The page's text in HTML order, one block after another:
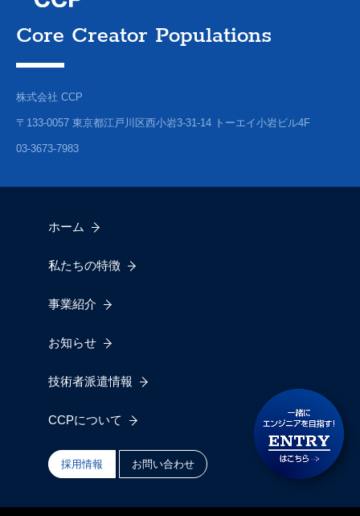
Core Creator Populations
株式会社 CCP
〒133-0057 東京都江戸川区西小岩3-31-14 トーエイ小岩ビル4F
03-3673-7983
ホーム
私たちの特徴
事業紹介
お知らせ
技術者派遣情報
CCPについて
採用情報 お問い合わせ